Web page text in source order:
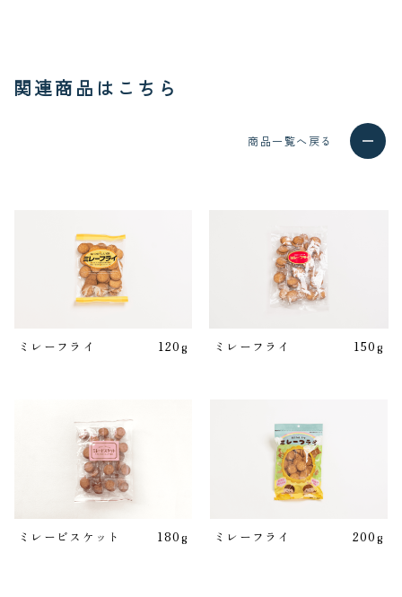
関連商品はこちら
商品一覧へ戻る
ミレーフライ 120g ミレーフライ 150g
ミレービスケット 180g ミレーフライ 200g